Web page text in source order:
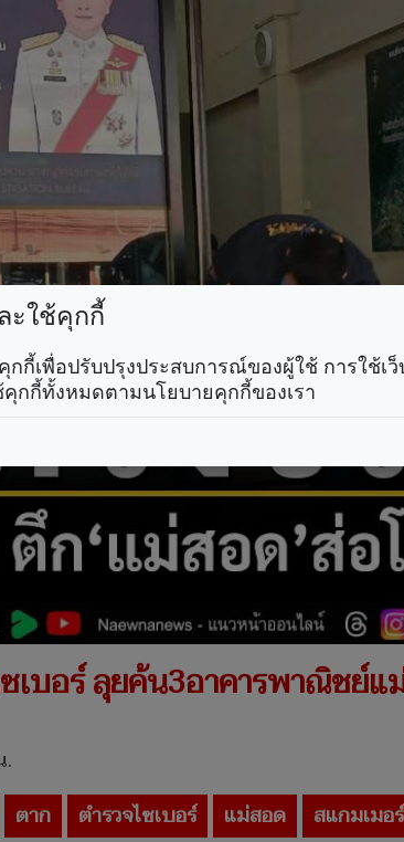
เบอร์ ลุยค้น3อาคารพาณิชย์
.
ตาก ตำรวจไซเบอร์ แม่สอด สแกมเมอร์
ะใช้คุกกี้
กกี้เพื่อปรับปรุงประสบการณ์ของผู้ใช้ การใช้เ
กกี้ทั้งหมดตามนโยบายคุกกี้ของเรา